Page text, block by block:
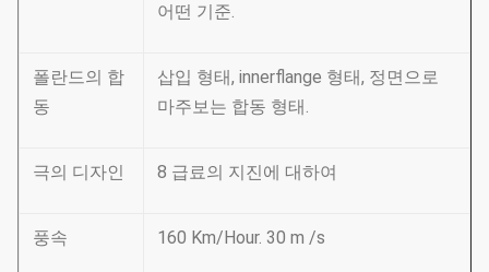
어떤 기준.
폴란드의 합
동
삽입 형태, innerflange 형태, 정면으로
마주보는 합동 형태.
극의 디자인 8 급료의 지진에 대하여
풍속 160 Km/Hour. 30 m /s